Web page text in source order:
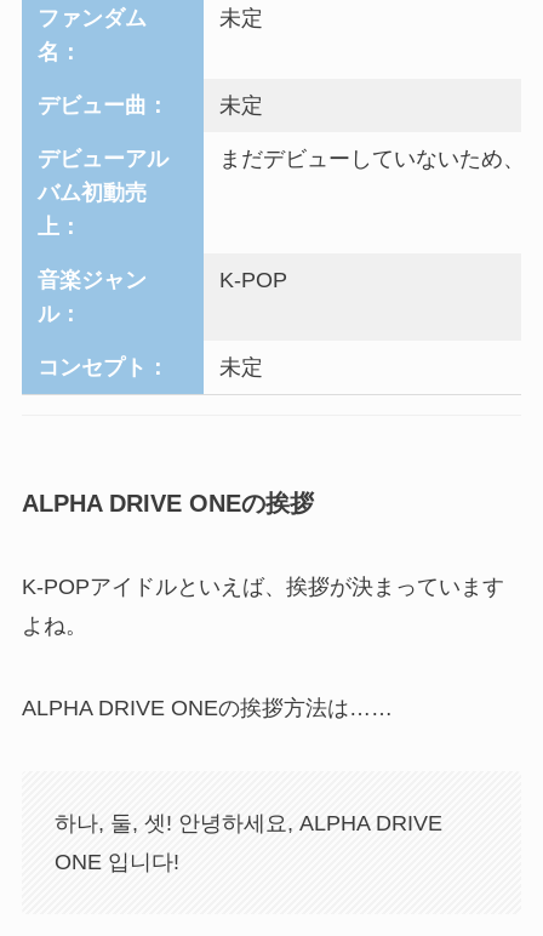
ファンダム
名：
未定
デビュー曲： 未定
デビューアル
バム初動売
上：
まだデビューしていないため、
音楽ジャン
ル：
K-POP
コンセプト： 未定
ALPHA DRIVE ONEの挨拶
K-POPアイドルといえば、挨拶が決まっています
よね。
ALPHA DRIVE ONEの挨拶方法は……
하나, 둘, 셋! 안녕하세요, ALPHA DRIVE
ONE 입니다!